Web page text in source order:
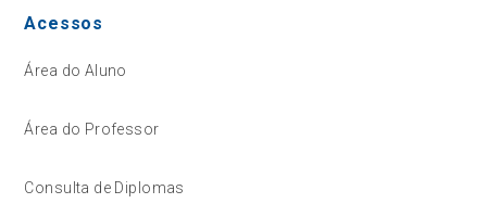
Acessos
Área do Aluno
Área do Professor
Consulta de Diplomas